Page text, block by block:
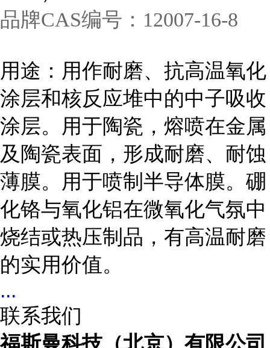
品牌CAS编号：12007-16-8
用途：用作耐磨、抗高温氧化
涂层和核反应堆中的中子吸收
涂层。用于陶瓷，熔喷在金属
及陶瓷表面，形成耐磨、耐蚀
薄膜。用于喷制半导体膜。硼
化铬与氧化铝在微氧化气氛中
烧结或热压制品，有高温耐磨
的实用价值。
...
联系我们
福斯曼科技（北京）有限公司